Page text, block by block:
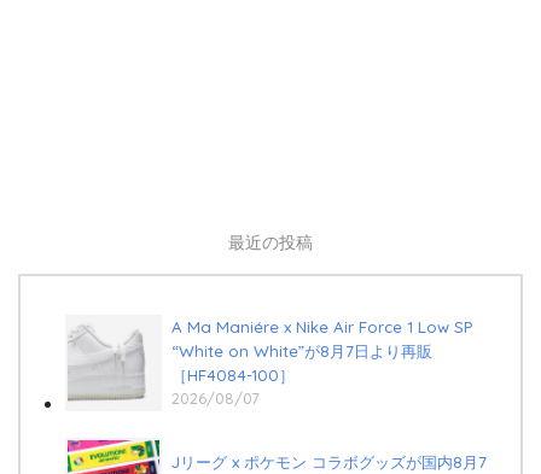
最近の投稿
A Ma Maniére x Nike Air Force 1 Low SP
“White on White”が8月7日より再販
［HF4084-100］
2026/08/07
Jリーグ x ポケモン コラボグッズが国内8月7